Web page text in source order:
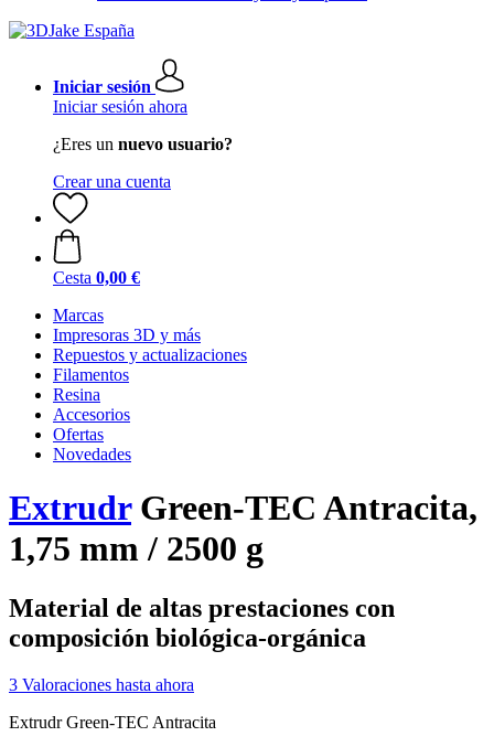
Iniciar sesión
Iniciar sesión ahora
¿Eres un nuevo usuario?
Crear una cuenta
Cesta 0,00 €
Marcas
Impresoras 3D y más
Repuestos y actualizaciones
Filamentos
Resina
Accesorios
Ofertas
Novedades
ExtrudrGreen-TEC Antracita,
1,75 mm / 2500 g
Material de altas prestaciones con
composición biológica-orgánica
3 Valoraciones hasta ahora
Extrudr Green-TEC Antracita